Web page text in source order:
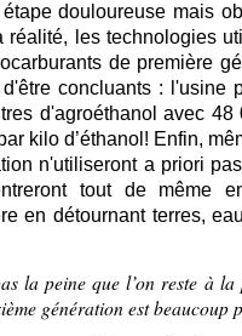
douloureuse mais
réalité, les technologies
de première
concluants : l'usine
d'agroéthanol avec
kilo d’éthanol! Enfin,
n'utiliseront a priori
tout de même
en détournant terres,
la peine que l’on reste à
génération est beaucoup